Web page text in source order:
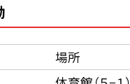
場所